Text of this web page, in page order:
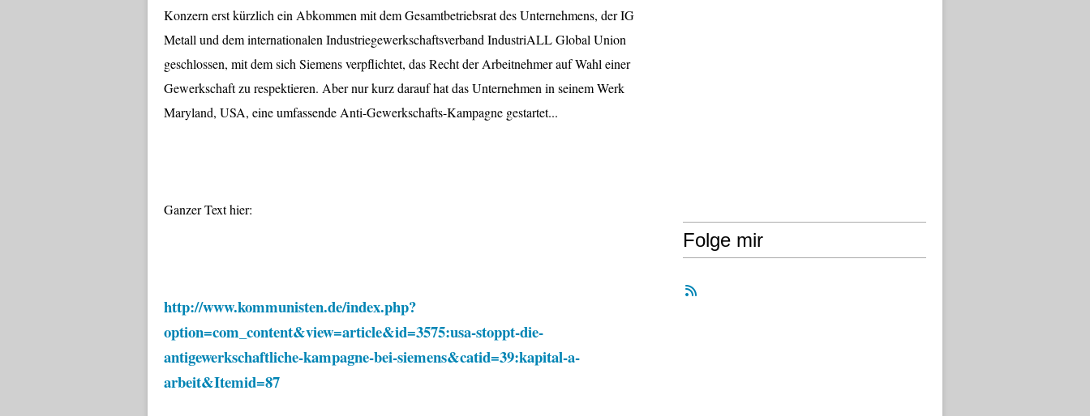
Konzern erst kürzlich ein Abkommen mit dem Gesamtbetriebsrat des Unternehmens, der IG
Metall und dem internationalen Industriegewerkschaftsverband IndustriALL Global Union
geschlossen, mit dem sich Siemens verpflichtet, das Recht der Arbeitnehmer auf Wahl einer
Gewerkschaft zu respektieren. Aber nur kurz darauf hat das Unternehmen in seinem Werk
Maryland, USA, eine umfassende Anti-Gewerkschafts-Kampagne gestartet...
Ganzer Text hier:
http://www.kommunisten.de/index.php?
option=com_content&view=article&id=3575:usa-stoppt-die-
antigewerkschaftliche-kampagne-bei-siemens&catid=39:kapital-a-
arbeit&Itemid=87
Folge mir